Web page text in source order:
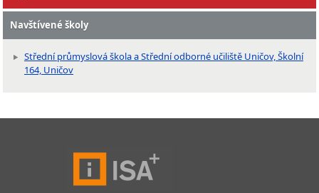
Navštívené školy
Střední průmyslová škola a Střední odborné učiliště Uničov, Školní
164, Uničov